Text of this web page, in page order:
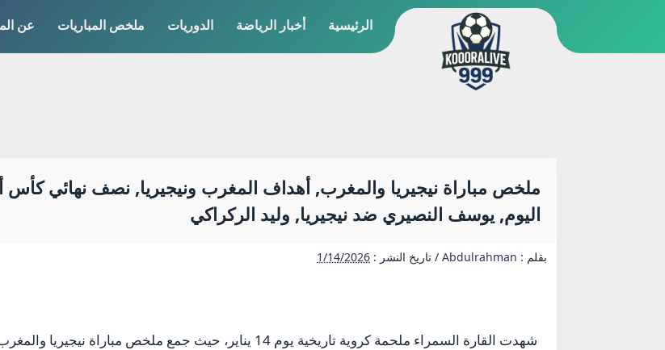
الرئيسية أخبار الرياضة الدوريات ملخص المباريات عن
اليوم, يوسف النصيري ضد نيجيريا, وليد الركراكي
بقلم : Abdulrahman
/ تاريخ النشر : 1/14/2026
شهدت القارة السمراء ملحمة كروية تاريخية يوم 14 يناير، حيث جمع